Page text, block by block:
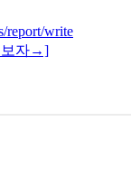
report/write
보자→]